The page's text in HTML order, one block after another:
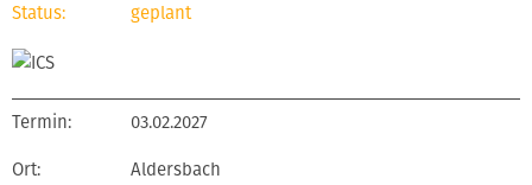
geplant
03.02.2027
Aldersbach